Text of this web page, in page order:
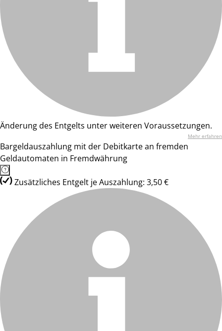
Änderung des Entgelts unter weiteren Voraussetzungen.
Mehr erfahren
Bargeldauszahlung mit der Debitkarte an fremden
Geldautomaten in Fremdwährung
Zusätzliches Entgelt je Auszahlung: 3,50 €